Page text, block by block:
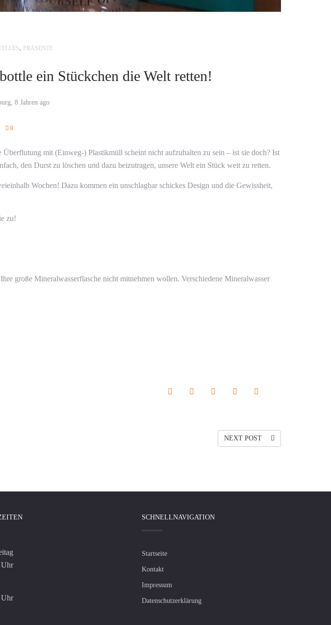
, PRÄSENTE
ein Stückchen die Welt retten!
8 Jahren ago
0
mit (Einweg-) Plastikmüll scheint nicht aufzuhalten zu sein – ist sie doch? Ist
den Durst zu löschen und dazu beizutragen, unsere Welt ein Stück weit zu retten.
Wochen! Dazu kommen ein unschlagbar schickes Design und die Gewissheit,
zu!
große Mineralwasserflasche nicht mitnehmen wollen. Verschiedene Mineralwasser
NEXT POST
SCHNELLNAVIGATION
Startseite
Kontakt
Impressum
Datenschutzerklärung